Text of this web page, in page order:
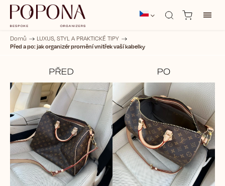
Domů / LUXUS, STYL A PRAKTICKÉ TIPY /
Před a po: jak organizér promění vnitřek vaší kabelky